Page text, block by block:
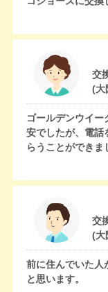
交
(大
ゴールデンウイ
安でしたが、電話
らうことができま
交
(大
前に住んでいた人
と思います。